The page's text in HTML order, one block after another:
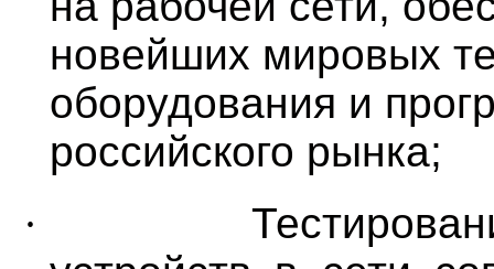
новейших мировых
оборудования и
российского рынка;
·